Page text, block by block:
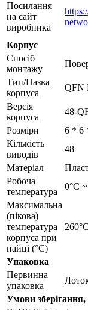
Посилання
на сайт
виробника
Корпус
Спосіб
монтажу
Тип/Назва
корпуса
QFN
Версія
корпуса
48-
Розміри
6 * 6
Кількість
виводів
48
Матеріал
Робоча
температура
0°C
Максимальна
(пікова)
температура
корпуса при
пайці (°C)
260°C
Упаковка
Первинна
упаковка
Умови